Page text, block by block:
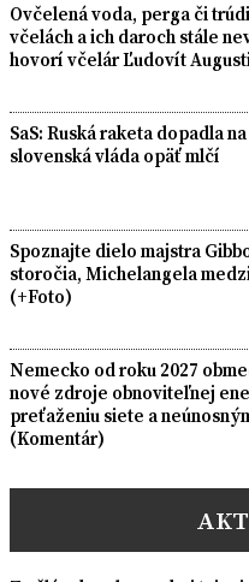
Ovčelená voda, perga či
včelách a ich daroch stále
hovorí včelár Ľudovít
SaS: Ruská raketa dopadla
slovenská vláda opäť mlčí
Spoznajte dielo majstra
storočia, Michelangela
(+Foto)
Nemecko od roku 2027
nové zdroje obnoviteľnej
preťaženiu siete a
(Komentár)